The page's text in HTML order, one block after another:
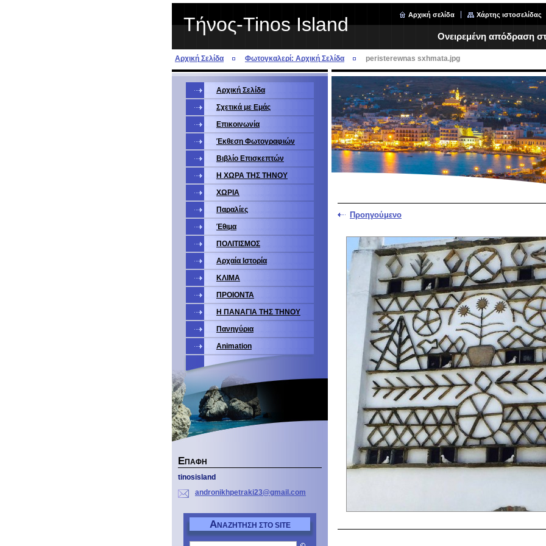
Τήνος-Tinos Island Αρχική σελίδα Χάρτης ιστοσελίδας
Ονειρεμένη απόδραση
Αρχική Σελίδα Φωτογκαλερί: Αρχική Σελίδα peristerewnas sxhmata.jpg
Προηγούμενο
Αρχική Σελίδα
Σχετικά με Eμάς
Επικοινωνία
Έκθεση Φωτογραφιών
Βιβλίο Επισκεπτών
Η ΧΩΡΑ ΤΗΣ ΤΗΝΟΥ
ΧΩΡΙΑ
Παραλίες
Έθιμα
ΠΟΛΙΤΙΣΜΟΣ
Αρχαία Ιστορία
ΚΛΙΜΑ
ΠΡΟΙΟΝΤΑ
Η ΠΑΝΑΓΙΑ ΤΗΣ ΤΗΝΟΥ
Πανηγύρια
Animation
ΕΠΑΦΉ
tinosisland
andronikhpetraki23@gmail .com
ΑΝΑΖΉΤΗΣΗ ΣΤΟ SITE